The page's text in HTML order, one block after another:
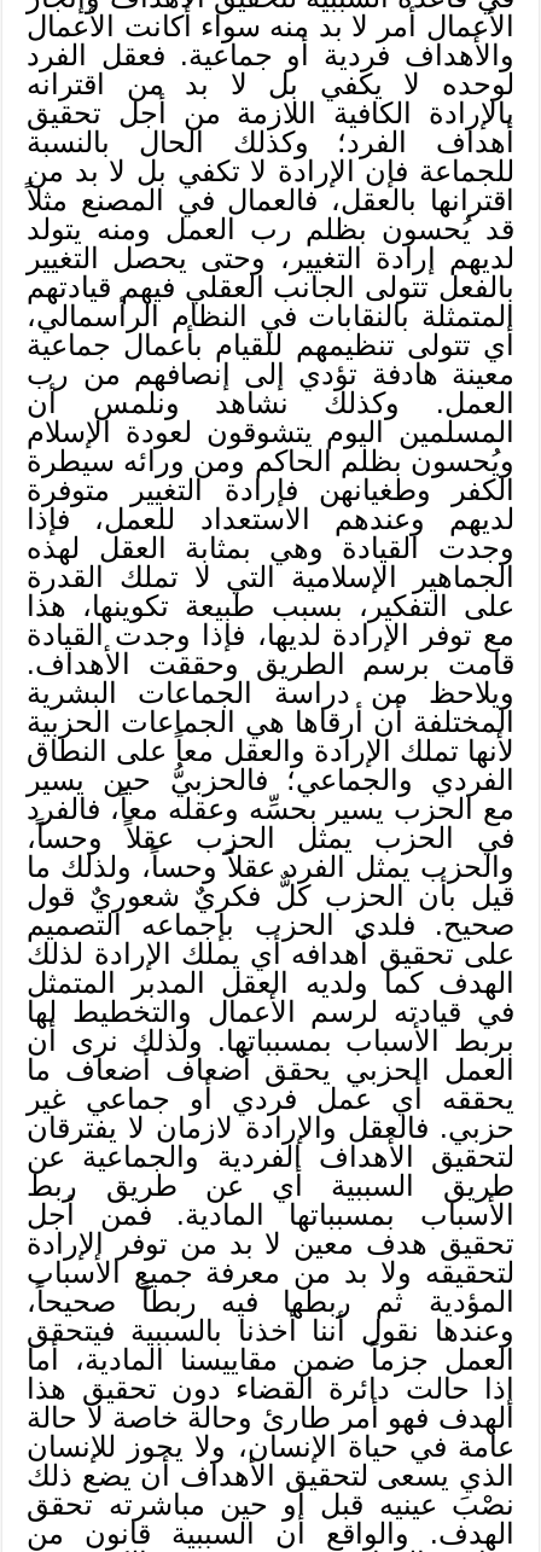
الأعمال أمر لا بد منه سواء أكانت الأعمال
والأهداف فردية أو جماعية. فعقل الفرد
لوحده لا يكفي بل لا بد من اقترانه
بالإرادة الكافية اللازمة من أجل تحقيق
أهداف الفرد؛ وكذلك الحال بالنسبة
للجماعة فإن الإرادة لا تكفي بل لا بد من
اقترانها بالعقل، فالعمال في المصنع مثلاً
قد يُحسون بظلم رب العمل ومنه يتولد
لديهم إرادة التغيير، وحتى يحصل التغيير
بالفعل تتولى الجانب العقلي فيهم قيادتهم
المتمثلة بالنقابات في النظام الرأسمالي،
أي تتولى تنظيمهم للقيام بأعمال جماعية
معينة هادفة تؤدي إلى إنصافهم من رب
العمل. وكذلك نشاهد ونلمس أن
المسلمين اليوم يتشوقون لعودة الإسلام
ويُحسون بظلم الحاكم ومن ورائه سيطرة
الكفر وطغيانهن فإرادة التغيير متوفرة
لديهم وعندهم الاستعداد للعمل، فإذا
وجدت القيادة وهي بمثابة العقل لهذه
الجماهير الإسلامية التي لا تملك القدرة
على التفكير، بسبب طبيعة تكوينها، هذا
مع توفر الإرادة لديها، فإذا وجدت القيادة
قامت برسم الطريق وحققت الأهداف.
ويلاحظ من دراسة الجماعات البشرية
المختلفة أن أرقاها هي الجماعات الحزبية
لأنها تملك الإرادة والعقل معاً على النطاق
الفردي والجماعي؛ فالحزبيُّ حين يسير
مع الحزب يسير بحسِّه وعقله معاً، فالفرد
في الحزب يمثل الحزب عقلاً وحساً،
والحزب يمثل الفرد عقلاً وحساً، ولذلك ما
قيل بأن الحزب كلٌّ فكريٌ شعوريٌ قول
صحيح. فلدى الحزب بإجماعه التصميم
على تحقيق أهدافه أي يملك الإرادة لذلك
الهدف كما ولديه العقل المدبر المتمثل
في قيادته لرسم الأعمال والتخطيط لها
بربط الأسباب بمسبباتها. ولذلك نرى أن
العمل الحزبي يحقق أضعاف أضعاف ما
يحققه أي عمل فردي أو جماعي غير
حزبي. فالعقل والإرادة لازمان لا يفترقان
لتحقيق الأهداف الفردية والجماعية عن
طريق السببية أي عن طريق ربط
الأسباب بمسبباتها المادية. فمن أجل
تحقيق هدف معين لا بد من توفر الإرادة
لتحقيقه ولا بد من معرفة جميع الأسباب
المؤدية ثم ربطها فيه ربطاً صحيحاً،
وعندها نقول أننا أخذنا بالسببية فيتحقق
العمل جزماً ضمن مقاييسنا المادية، أما
إذا حالت دائرة القضاء دون تحقيق هذا
الهدف فهو أمر طارئ وحالة خاصة لا حالة
عامة في حياة الإنسان، ولا يجوز للإنسان
الذي يسعى لتحقيق الأهداف أن يضع ذلك
نصْبَ عينيه قبل أو حين مباشرته تحقق
الهدف. والواقع أن السببية قانون من